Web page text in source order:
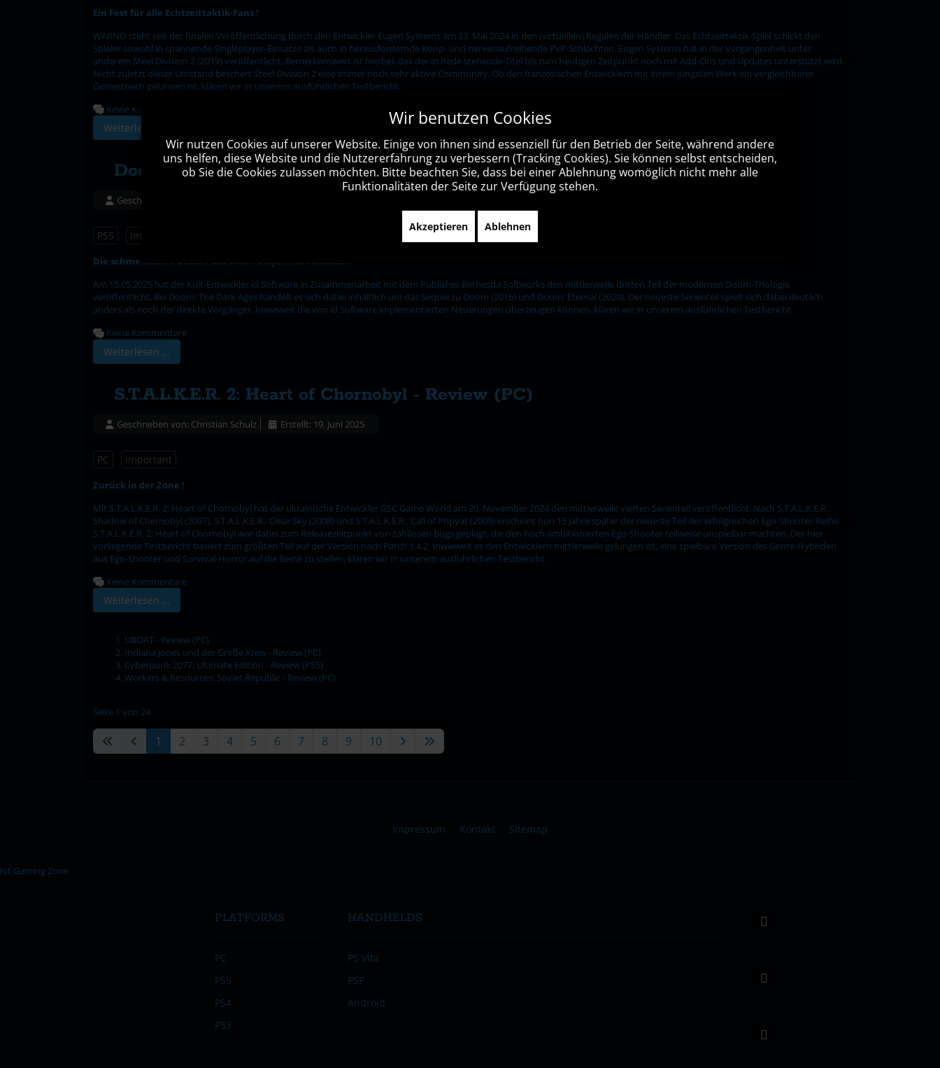
Ein Fest für alle Echtzeittaktik-Fans !
WARNO steht seit der finalen Veröffentlichung durch den Entwickler Eugen Systems am 23. Mai 2024 in den (virtuellen) Regalen der Händler. Das Echtzeittaktik-Spiel schickt den
Spieler sowohl in spannende Singleplayer-Einsätze als auch in herausfordernde Koop- und nervenaufreibende PvP-Schlachten. Eugen Systems hat in der Vergangenheit unter
anderem Steel Division 2 (2019) veröffentlicht. Bemerkenswert ist hierbei, das der in Rede stehende Titel bis zum heutigen Zeitpunkt noch mit Add-Ons und Updates unterstützt wird.
Nicht zuletzt dieser Umstand beschert Steel Division 2 eine immer noch sehr aktive Community. Ob den französischen Entwicklern mit ihrem jüngsten Werk ein vergleichbarer
Geniestreich gelungen ist, klären wir in unserem ausführlichen Testbericht.
Keine Kommentare
Weiterlesen …
Doom: The Dark Ages - Review (PS5)
Geschrieben von:
PS5 important
Die schmerzhafte Geburt des Doom-Slayers ist vollendet !
Am 15.05.2025 hat der Kult-Entwickler id Software in Zusammenarbeit mit dem Publisher Bethesda Softworks den mittlerweile dritten Teil der modernen Doom-Triologie
veröffentlicht. Bei Doom: The Dark Ages handelt es sich dabei inhaltlich um das Sequel zu Doom (2016) und Doom: Eternal (2020). Der neueste Serienteil spielt sich dabei deutlich
anders als noch der direkte Vorgänger. Inwieweit die von id Software implementierten Neuerungen überzeugen können, klären wir in unserem ausführlichen Testbericht.
Keine Kommentare
Weiterlesen …
S.T.A.L.K.E.R. 2: Heart of Chornobyl - Review (PC)
Geschrieben von: Christian Schulz Erstellt: 19. Juni 2025
PC important
Zurück in der Zone !
Mit S.T.A.L.K.E.R. 2: Heart of Chornobyl hat der ukrainische Entwickler GSC Game World am 20. November 2024 den mittlerweile vierten Serienteil veröffentlicht. Nach S.T.A.L.K.E.R.:
Shadow of Chernobyl (2007), S.T.A.L.K.E.R.: Clear Sky (2008) und S.T.A.L.K.E.R.: Call of Pripyat (2009) erscheint nun 15 Jahre später der neueste Teil der erfolgreichen Ego-Shooter-Reihe.
S.T.A.L.K.E.R. 2: Heart of Chornobyl war dabei zum Releasezeitpunkt von zahllosen Bugs geplagt, die den hoch ambitionierten Ego-Shooter teilweise unspielbar machten. Der hier
vorliegende Testbericht basiert zum größten Teil auf der Version nach Patch 1.4.2. Inwieweit es den Entwicklern mittlerweile gelungen ist, eine spielbare Version des Genre-Hybriden
aus Ego-Shooter und Survival-Horror auf die Beine zu stellen, klären wir in unserem ausführlichen Testbericht.
Keine Kommentare
Weiterlesen …
UBOAT - Review (PC)
Indiana Jones und der Große Kreis - Review (PC)
Cyberpunk 2077: Ultimate Edition - Review (PS5)
Workers & Resources: Soviet Republic - Review (PC)
Seite 1 von 24
1 2 3 4 5 6 7 8 9 10
Impressum Kontakt Sitemap
PLATFORMS
PC
PS5
PS4
PS3
HANDHELDS
PS Vita
PSP
Android
Wir benutzen Cookies
Wir nutzen Cookies auf unserer Website. Einige von ihnen sind essenziell für den Betrieb der Seite, während andere
uns helfen, diese Website und die Nutzererfahrung zu verbessern (Tracking Cookies). Sie können selbst entscheiden,
ob Sie die Cookies zulassen möchten. Bitte beachten Sie, dass bei einer Ablehnung womöglich nicht mehr alle
Funktionalitäten der Seite zur Verfügung stehen.
Akzeptieren Ablehnen